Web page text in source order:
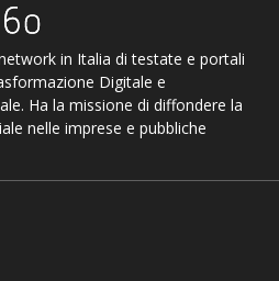
in Italia di testate e portali
Digitale e
Ha la missione di diffondere la
nelle imprese e pubbliche